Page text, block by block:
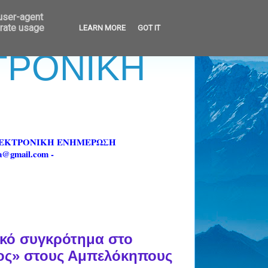
ΕΝΗΜΕΡΩΣΗ
-
συγκρότημα στο
στους Αμπελόκηπους
agent
usage
LEARN MORE GOT IT